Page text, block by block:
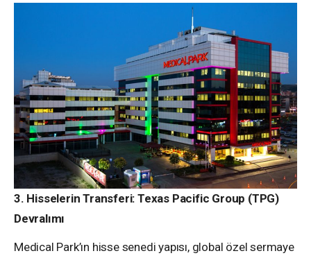
3. Hisselerin Transferi: Texas Pacific Group (TPG)
Devralımı
Medical Park’ın hisse senedi yapısı, global özel sermaye